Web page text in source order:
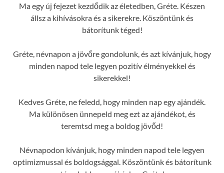
Ma egy új fejezet kezdődik az életedben, Gréte. Készen
állsz a kihívásokra és a sikerekre. Köszöntünk és
bátorítunk téged!
Gréte, névnapon a jövőre gondolunk, és azt kívánjuk, hogy
minden napod tele legyen pozitív élményekkel és
sikerekkel!
Kedves Gréte, ne feledd, hogy minden nap egy ajándék.
Ma különösen ünnepeld meg ezt az ajándékot, és
teremtsd meg a boldog jövőd!
Névnapodon kívánjuk, hogy minden napod tele legyen
optimizmussal és boldogsággal. Köszöntünk és bátorítunk